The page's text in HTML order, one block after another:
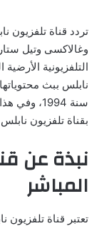
تردد قناة
وغالاكسى وتيل
التلفزيونية
نابلس ببث
سنة
بقناة تلفزيون
نبذة عن
المباشر
تعتبر قناة